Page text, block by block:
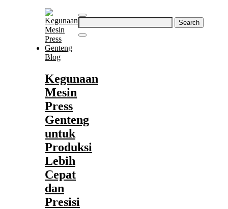
Search
for:
Blog
Kegunaan
Mesin
Press
Genteng
untuk
Produksi
Lebih
Cepat
dan
Presisi